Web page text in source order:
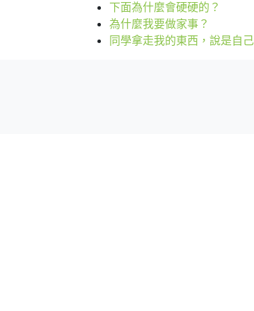
下面為什麼會硬硬的？
為什麼我要做家事？
同學拿走我的東西，說是自